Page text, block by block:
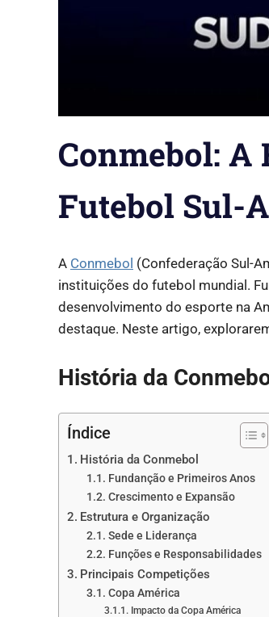
Conmebol:
Futebol Sul-
A Conmebol (Confederação Sul-
instituições do futebol mundial.
desenvolvimento do esporte na
destaque. Neste artigo,
História da
Índice
História da Conmebol
Fundanção e Primeiros Anos
Crescimento e Expansão
Estrutura e Organização
Sede e Liderança
Funções e Responsabilidades
Principais Competições
Copa América
Impacto da Copa América